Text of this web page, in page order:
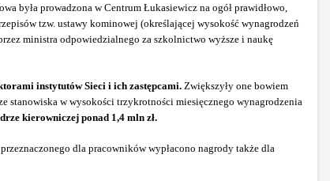
była prowadzona w Centrum Łukasiewicz na ogół prawidłowo,
tzw. ustawy kominowej (określającej wysokość wynagrodzeń
ministra odpowiedzialnego za szkolnictwo wyższe i naukę
instytutów Sieci i ich zastępcami. Zwiększyły one bowiem
stanowiska w wysokości trzykrotności miesięcznego wynagrodzenia
kierowniczej ponad 1,4 mln zł.
dla pracowników wypłacono nagrody także dla